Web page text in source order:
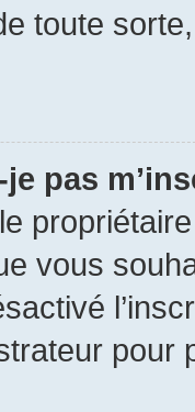
toute
pas
vous